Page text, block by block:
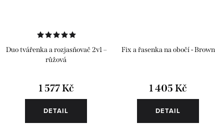
Duo tvářenka a rozjasňovač 2v1 –
růžová
1 577 Kč
DETAIL
Fix a řasenka na obočí - Brown
1 405 Kč
DETAIL